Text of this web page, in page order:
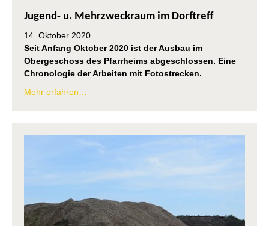
Jugend- u. Mehrzweckraum im Dorftreff
14. Oktober 2020
Seit Anfang Oktober 2020 ist der Ausbau im
Obergeschoss des Pfarrheims abgeschlossen. Eine
Chronologie der Arbeiten mit Fotostrecken.
Mehr erfahren…